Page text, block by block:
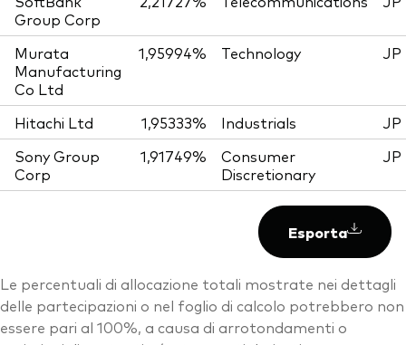
Group Corp
Murata
Manufacturing
Co Ltd
1,95994% Technology JP
Hitachi Ltd 1,95333% Industrials
JP
Sony Group
Corp
1,91749%
Consumer
Discretionary
JP
Esporta
Le percentuali di allocazione totali mostrate nei dettagli
delle partecipazioni o nel foglio di calcolo potrebbero non
essere pari al 100%, a causa di arrotondamenti o